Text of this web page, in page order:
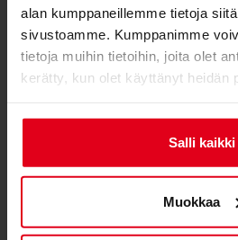
alan kumppaneillemme tietoja
sivustoamme. Kumppanimme
tietoja muihin tietoihin, joita olet
kerätty, kun olet käyttänyt heidän
Salli kaikki
Muokkaa
Valmistajan tiedot
Mitat